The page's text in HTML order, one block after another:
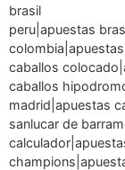
brasil
peru|apuestas
caballos
caballos
madrid|apuestas
sanlucar de